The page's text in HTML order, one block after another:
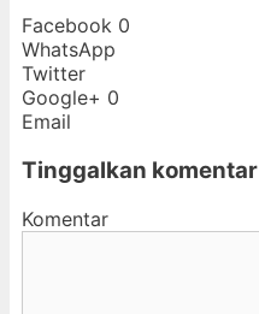
Facebook 0
WhatsApp
Twitter
Google+ 0
Email
Tinggalkan komentar
Komentar